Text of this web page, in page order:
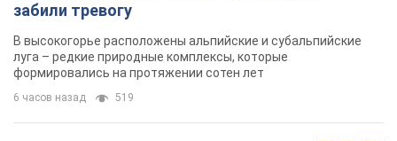
забили тревогу
В высокогорье расположены альпийские и субальпийские
луга – редкие природные комплексы, которые
формировались на протяжении сотен лет
6 часов назад 519